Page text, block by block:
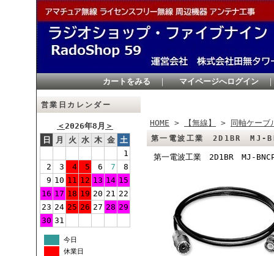
カートをみる ｜ マイページへログイン
営業日カレンダー
＜2026年8月 ＞
日
月 火 水 木 金 土
1
2
3 4 5 6 7
8
9 10 11 12 13 14 15
16 17 18 19 20 21 22
23 24 25 26 27 28 29
30 31
今日
休業日
HOME > 【無線】 > 同軸ケー
第一電波工業 2D1BR MJ-
第一電波工業 2D1BR MJ-